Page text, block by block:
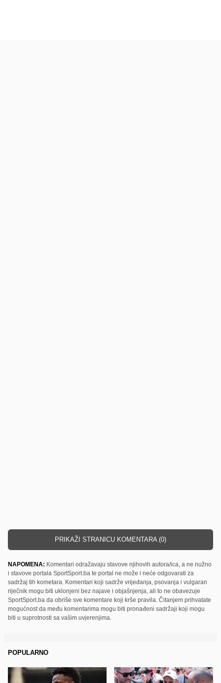
PRIKAŽI STRANICU KOMENTARA (0)
NAPOMENA: Komentari odražavaju stavove njihovih autora/ica, a ne nužno
i stavove portala SportSport.ba te portal ne može i neće odgovarati za
sadržaj tih kometara. Komentari koji sadrže vrijeđanja, psovanja i vulgaran
riječnik mogu biti uklonjeni bez najave i objašnjenja, ali to ne obavezuje
SportSport.ba da obriše sve komentare koji krše pravila. Čitanjem prihvatate
mogućnost da među komentarima mogu biti pronađeni sadržaji koji mogu
biti u suprotnosti sa vašim uvjerenjima.
POPULARNO